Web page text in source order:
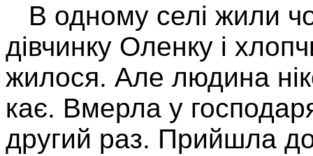
В одному селі жили
дівчинку Оленку і
жилося. Але людина
кає. Вмерла у
другий раз. Прийшла